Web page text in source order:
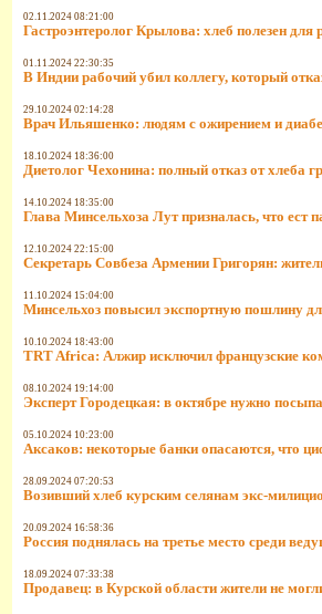
02.11.2024 08:21:00
Гастроэнтеролог Крылова: хлеб полезен
01.11.2024 22:30:35
В Индии рабочий убил коллегу, который
29.10.2024 02:14:28
Врач Ильяшенко: людям с ожирением и
18.10.2024 18:36:00
Диетолог Чехонина: полный отказ от хлеба
14.10.2024 18:35:00
Глава Минсельхоза Лут призналась, что ест
12.10.2024 22:15:00
Секретарь Совбеза Армении Григорян:
11.10.2024 15:04:00
Минсельхоз повысил экспортную пошлину
10.10.2024 18:43:00
TRT Africa: Алжир исключил французские
08.10.2024 19:14:00
Эксперт Городецкая: в октябре нужно
05.10.2024 10:23:00
Аксаков: некоторые банки опасаются, что
28.09.2024 07:20:53
Возивший хлеб курским селянам экс-
20.09.2024 16:58:36
Россия поднялась на третье место среди
18.09.2024 07:33:38
Продавец: в Курской области жители не